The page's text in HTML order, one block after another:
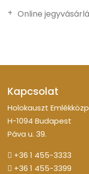
Online
Kapcsolat
Holokauszt
H-1094 Budapest
Páva u. 39.
+36 1 455-3333
+36 1 455-3399